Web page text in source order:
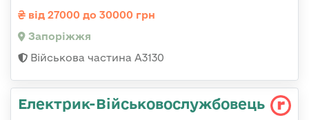
від 27000 до 30000 грн
Запоріжжя
Військова частина А3130
Електрик-Військовослужбовець